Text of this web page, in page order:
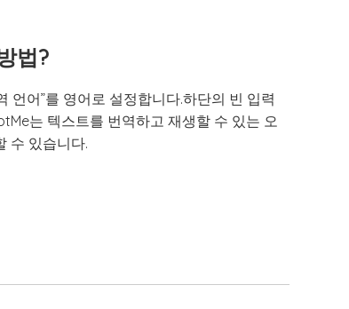
법?
언어”를 영어로 설정합니다.하단의 빈 입력
는 텍스트를 번역하고 재생할 수 있는 오
수 있습니다.